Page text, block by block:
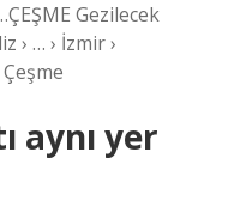
Gezilecek
› … › İzmir ›
aynı yer